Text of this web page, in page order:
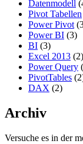
Datenmodell
Pivot Tabellen
Power Pivot
Power BI (3)
BI (3)
Excel 2013 (2)
Power Query
PivotTables
DAX (2)
Archiv
Versuche es in der